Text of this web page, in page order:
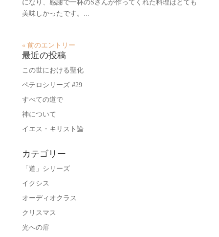
になり、感謝で一杯のSさんが作ってくれた料理はとても
美味しかったです。...
« 前のエントリー
最近の投稿
この世における聖化
ペテロシリーズ #29
すべての道で
神について
イエス・キリスト論
カテゴリー
「道」シリーズ
イクシス
オーディオクラス
クリスマス
光への扉